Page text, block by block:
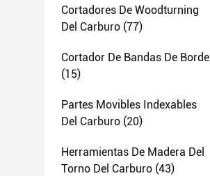
Cortadores De Woodturning
Del Carburo (77)
Cortador De Bandas De Borde
(15)
Partes Movibles Indexables
Del Carburo (20)
Herramientas De Madera Del
Torno Del Carburo (43)